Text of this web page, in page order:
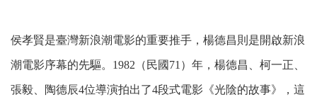
侯孝賢是臺灣新浪潮電影的重要推手，楊德昌則是開啟新浪
潮電影序幕的先驅。1982（民國71）年，楊德昌、柯一正、
張毅、陶德辰4位導演拍出了4段式電影《光陰的故事》，這